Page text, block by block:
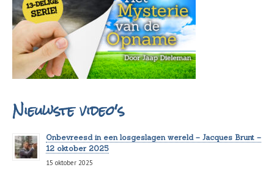
Nieuwste video's
Onbevreesd in een losgeslagen wereld – Jacques Brunt –
12 oktober 2025
15 oktober 2025